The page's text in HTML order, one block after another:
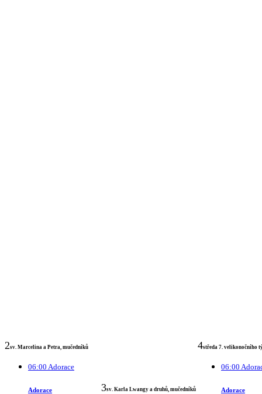
2sv. Marcelina a Petra, mučedníků
06:00 Adorace
Adorace 3sv. Karla Lwangy a druhů, mučedníků
4středa 7. velikonočního
06:00
Adorace